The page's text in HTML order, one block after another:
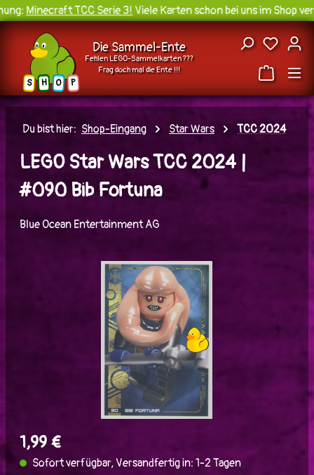
Zum Hauptinhalt springen
Minecraft TCC Serie 3!Viele Karten schon bei uns im Shop
S H O P
Die Sammel-Ente
Fehlen LEGO-Sammelkarten ???
Frag doch mal die Ente !!!
Du
Du bist hier: Shop-Eingang Star Wars TCC 2024
LEGO Star Wars TCC 2024 |
#090 Bib Fortuna
Blue Ocean Entertainment AG
Bildergalerie überspringen
1,99 €
Sofort verfügbar, Versandfertig in: 1-2 Tagen